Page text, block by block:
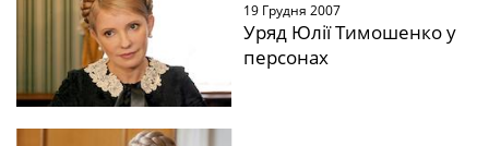
19 Грудня 2007
Уряд Юлії Тимошенко у
персонах